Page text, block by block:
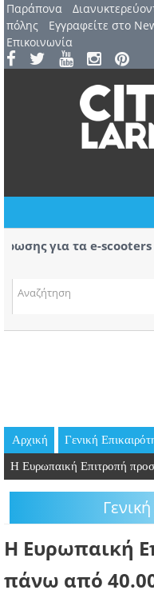
Παράπονα
πόλης
Εγγραφείτε στο
Επικοινωνία
ΤΟΠΙΚΑ ΝΕΑ
ΘΕΣΕΙΣ ΕΡΓΑΣΙΑΣ
PODCAST
ΛΑΡΝΑΚΑ 2030
για τα e-scooters
Αρχική Γενική
Η Ευρωπαική Επιτροπή
Η Ευρωπαική
πάνω από